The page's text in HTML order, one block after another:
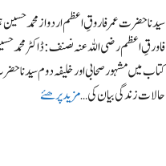
سیدنا حضرت عمر فاروقِ اعظم اردو از محمد
فاورقِ اعظم رضی اللہ عنہ نصنف: ڈاکٹر محمد
کتاب میں مشہور صحابی اور خلیفہ دوم سیدنا
حالات زندگی بیان کی …مزید پرھئے